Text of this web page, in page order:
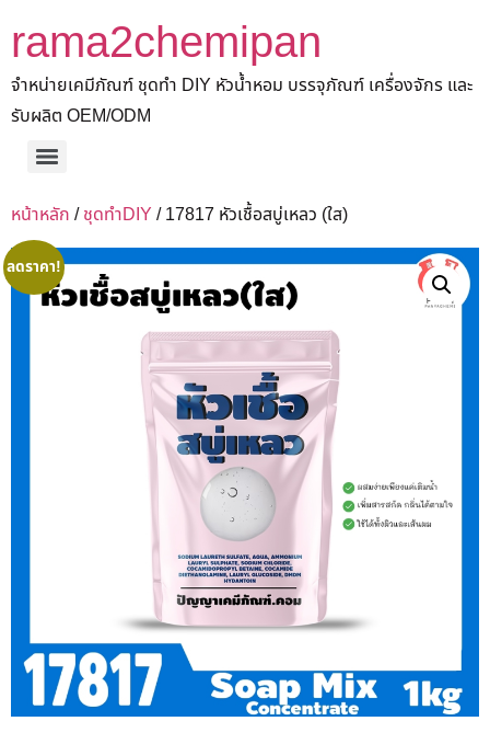
rama2chemipan
จำหน่ายเคมีภัณฑ์ ชุดทำ DIY หัวน้ำหอม บรรจุภัณฑ์ เครื่องจักร และ
รับผลิต OEM/ODM
หน้าหลัก /ชุดทำDIY / 17817 หัวเชื้อสบู่เหลว (ใส)
ลดราคา!